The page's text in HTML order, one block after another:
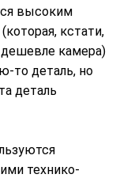
высоким
кстати,
камера)
то деталь, но
деталь
технико-